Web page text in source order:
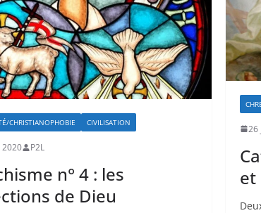
CHRISTIANOPHOBIE CIVILISATION
P2L
n° 4 : les
de Dieu
26
et